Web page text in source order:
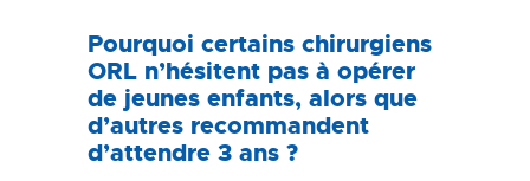
Pourquoi certains chirurgiens
ORL n’hésitent pas à opérer
de jeunes enfants, alors que
d’autres recommandent
d’attendre 3 ans ?